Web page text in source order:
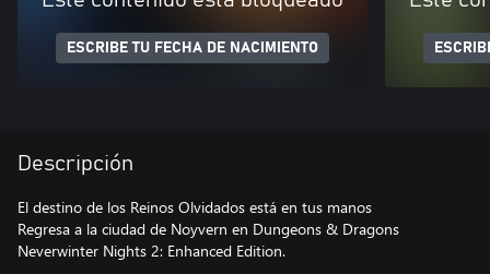
ESCRIBE TU FECHA DE NACIMIENTO
Descripción
El destino de los Reinos Olvidados está en tus manos
Regresa a la ciudad de Noyvern en Dungeons & Dragons
Neverwinter Nights 2: Enhanced Edition.